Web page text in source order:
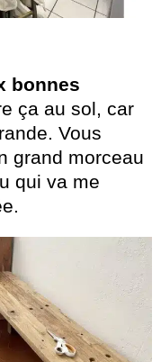
bonnes
ça au sol, car
Vous
grand morceau
qui va me